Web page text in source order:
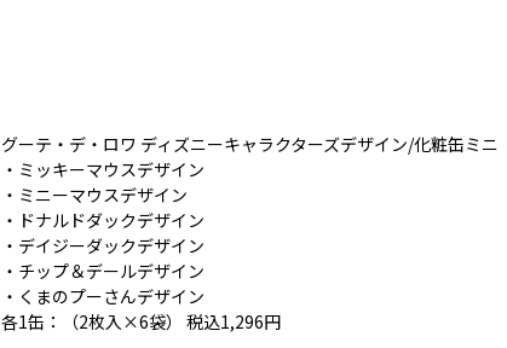
グーテ・デ・ロワ ディズニーキャラクターズデザイン/化粧缶ミニ
・ミッキーマウスデザイン
・ミニーマウスデザイン
・ドナルドダックデザイン
・デイジーダックデザイン
・チップ＆デールデザイン
・くまのプーさんデザイン
各1缶：（2枚入×6袋） 税込1,296円